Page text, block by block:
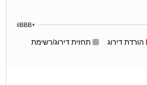
ilBBB+
הורדת דירוג
תחזית דירוג/רשימת